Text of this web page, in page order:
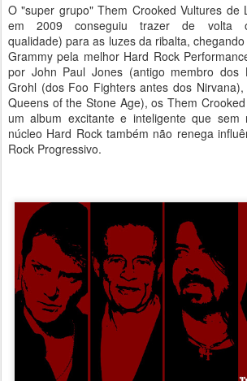
O "super grupo" Them Crooked Vultures de
em 2009 conseguiu trazer de volta
qualidade) para as luzes da ribalta,
Grammy pela melhor Hard Rock
por John Paul Jones (antigo membro dos
Grohl (dos Foo Fighters antes dos
Queens of the Stone Age), os Them
um album excitante e inteligente que
núcleo Hard Rock também não renega
Rock Progressivo.